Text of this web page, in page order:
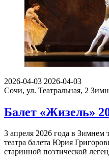
2026-04-03 2026-04-03
Сочи, ул. Театральная, 2
Балет «Жизель»
3 апреля 2026 года в Зимнем
театра балета Юрия
старинной поэтической